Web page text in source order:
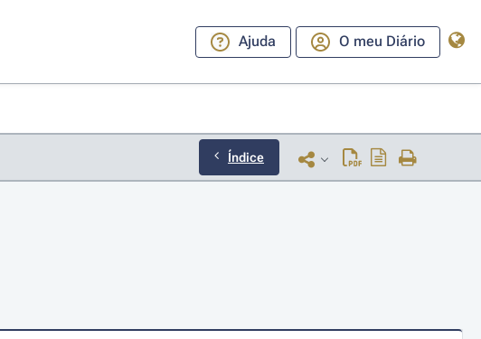
Ajuda O meu Diário
Índice